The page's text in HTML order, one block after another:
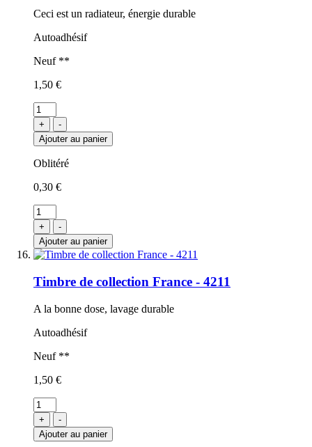
Ceci est un radiateur, énergie durable
Autoadhésif
Neuf **
1,50 €
+
-
Ajouter au panier
Oblitéré
0,30 €
+
-
Ajouter au panier
Timbre de collection France - 4211
A la bonne dose, lavage durable
Autoadhésif
Neuf **
1,50 €
+
-
Ajouter au panier